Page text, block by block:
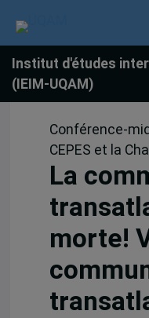
Institut d'études
(IEIM-UQAM)
Conférence-
CEPES et la
La
morte!